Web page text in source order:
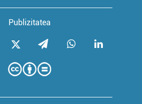
Publizitatea